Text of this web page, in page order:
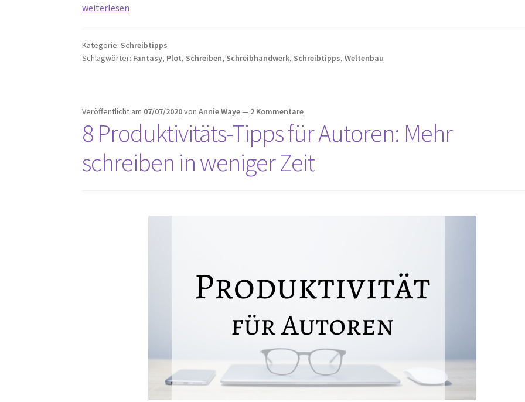
Weltenbau
schreiben
weiterlesen
Kategorie: Schreibtipps
Schlagwörter: Fantasy, Plot, Schreiben, Schreibhandwerk, Schreibtipps,Weltenbau
Veröffentlicht am 07/07/2020vonAnnie Waye— 2 Kommentare
8 Produktivitäts-Tipps für Autoren: Mehr
schreiben in weniger Zeit